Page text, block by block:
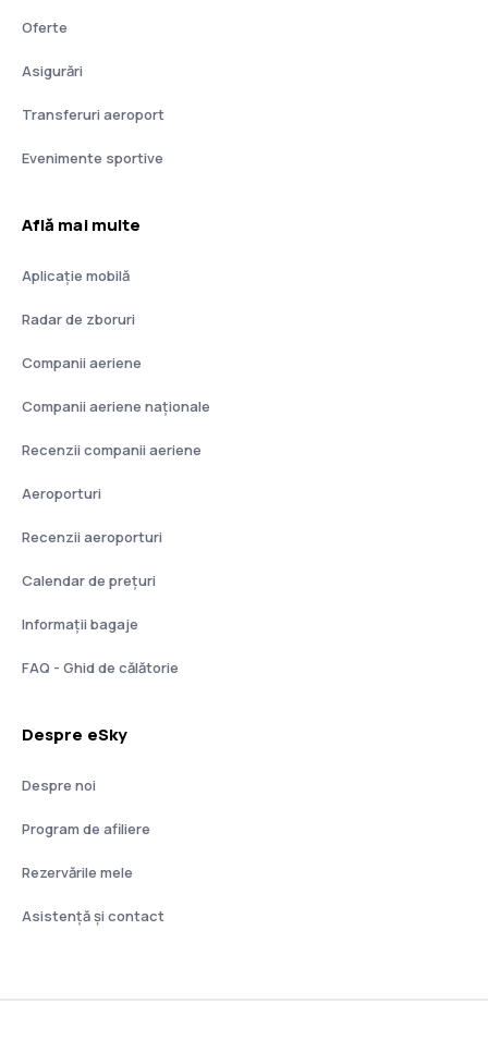
Oferte
Asigurări
Transferuri aeroport
Evenimente sportive
Află mai multe
Aplicație mobilă
Radar de zboruri
Companii aeriene
Companii aeriene naţionale
Recenzii companii aeriene
Aeroporturi
Recenzii aeroporturi
Calendar de prețuri
Informații bagaje
FAQ - Ghid de călătorie
Despre eSky
Despre noi
Program de afiliere
Rezervările mele
Asistenţă şi contact